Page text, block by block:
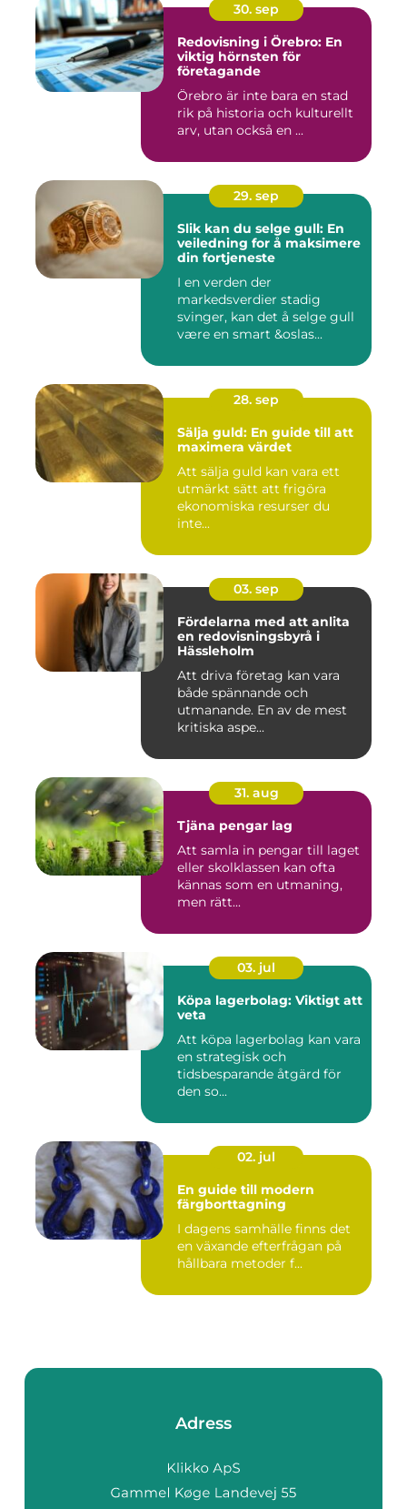
30. sep
Redovisning i Örebro: En
viktig hörnsten för
företagande
Örebro är inte bara en stad
rik på historia och kulturellt
arv, utan också en ...
29. sep
Slik kan du selge gull: En
veiledning for å maksimere
din fortjeneste
I en verden der
markedsverdier stadig
svinger, kan det å selge gull
være en smart &oslas...
28. sep
Sälja guld: En guide till att
maximera värdet
Att sälja guld kan vara ett
utmärkt sätt att frigöra
ekonomiska resurser du
inte...
03. sep
Fördelarna med att anlita
en redovisningsbyrå i
Hässleholm
Att driva företag kan vara
både spännande och
utmanande. En av de mest
kritiska aspe...
31. aug
Tjäna pengar lag
Att samla in pengar till laget
eller skolklassen kan ofta
kännas som en utmaning,
men rätt...
03. jul
Köpa lagerbolag: Viktigt att
veta
Att köpa lagerbolag kan vara
en strategisk och
tidsbesparande åtgärd för
den so...
02. jul
En guide till modern
färgborttagning
I dagens samhälle finns det
en växande efterfrågan på
hållbara metoder f...
Adress